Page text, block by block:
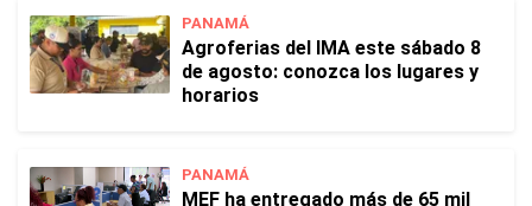
PANAMÁ
Agroferias del IMA este sábado 8
de agosto: conozca los lugares y
horarios
PANAMÁ
MEF ha entregado más de 65 mil